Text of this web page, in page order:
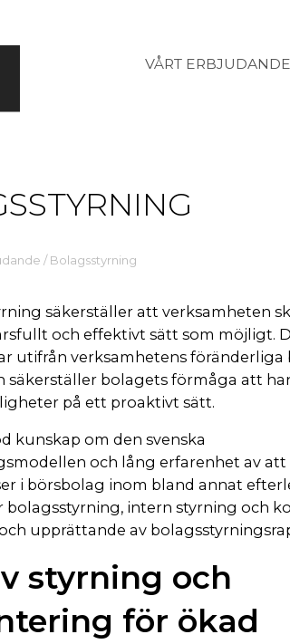
VÅRT ERBJUDANDE
/Bolagsstyrning
säkerställer att verksamheten
och effektivt sätt som möjligt.
utifrån verksamhetens föränderliga
säkerställer bolagets förmåga att
på ett proaktivt sätt.
kunskap om den svenska
och lång erfarenhet av att
i börsbolag inom bland annat
bolagsstyrning, intern styrning och
upprättande av
styrning och
för ökad